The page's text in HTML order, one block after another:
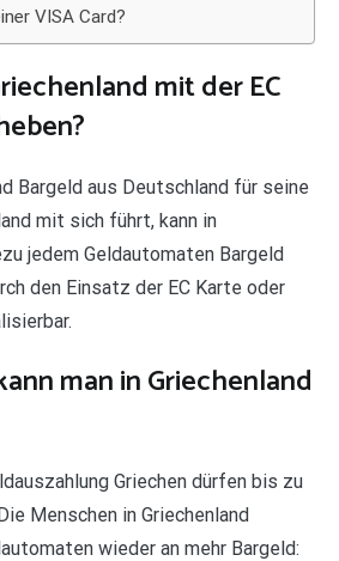
VISA Card?
mit der EC
Bargeld aus Deutschland für seine
mit sich führt, kann in
jedem Geldautomaten Bargeld
den Einsatz der EC Karte oder
man in Griechenland
Griechen dürfen bis zu
Menschen in Griechenland
wieder an mehr Bargeld: